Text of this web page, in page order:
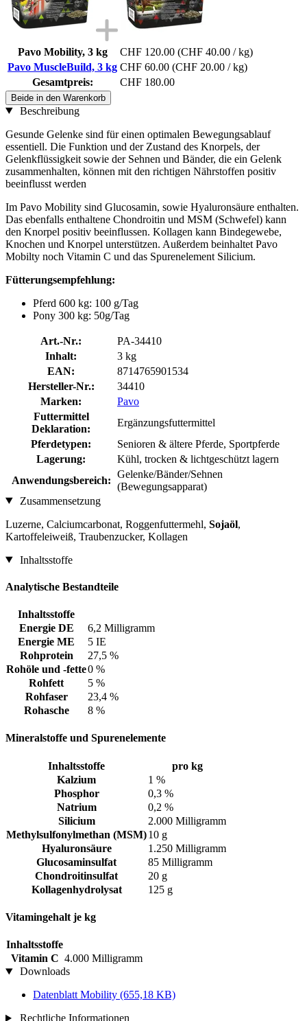
Pavo Mobility, 3 kg CHF 120.00 (CHF 40.00 / kg)
Pavo MuscleBuild, 3 kg CHF 60.00 (CHF 20.00 / kg)
Gesamtpreis:
CHF 180.00
Beide in den Warenkorb
Beschreibung
Gesunde Gelenke sind für einen optimalen Bewegungsablauf
essentiell. Die Funktion und der Zustand des Knorpels, der
Gelenkflüssigkeit sowie der Sehnen und Bänder, die ein Gelenk
zusammenhalten, können mit den richtigen Nährstoffen positiv
beeinflusst werden
Im Pavo Mobility sind Glucosamin, sowie Hyaluronsäure enthalten.
Das ebenfalls enthaltene Chondroitin und MSM (Schwefel) kann
den Knorpel positiv beeinflussen. Kollagen kann Bindegewebe,
Knochen und Knorpel unterstützen. Außerdem beinhaltet Pavo
Mobilty noch Vitamin C und das Spurenelement Silicium.
Fütterungsempfehlung:
Pferd 600 kg: 100 g/Tag
Pony 300 kg: 50g/Tag
Art.-Nr.:
PA-34410
Inhalt:
3 kg
EAN:
8714765901534
Hersteller-Nr.:
34410
Marken:
Pavo
Futtermittel
Deklaration:
Ergänzungsfuttermittel
Pferdetypen:
Senioren & ältere Pferde, Sportpferde
Lagerung:
Kühl, trocken & lichtgeschützt lagern
Anwendungsbereich:
Gelenke/Bänder/Sehnen
(Bewegungsapparat)
Zusammensetzung
Luzerne, Calciumcarbonat, Roggenfuttermehl, Sojaöl,
Kartoffeleiweiß, Traubenzucker, Kollagen
Inhaltsstoffe
Analytische Bestandteile
Inhaltsstoffe
Energie DE
6,2 Milligramm
Energie ME
5 IE
Rohprotein
27,5 %
Rohöle und -fette0 %
Rohfett
5 %
Rohfaser
23,4 %
Rohasche
8 %
Mineralstoffe und Spurenelemente
Inhaltsstoffe
pro kg
Kalzium
1 %
Phosphor
0,3 %
Natrium
0,2 %
Silicium
2.000 Milligramm
Methylsulfonylmethan (MSM)10 g
Hyaluronsäure
1.250 Milligramm
Glucosaminsulfat
85 Milligramm
Chondroitinsulfat
20 g
Kollagenhydrolysat
125 g
Vitamingehalt je kg
Inhaltsstoffe
Vitamin C 4.000 Milligramm
Downloads
Datenblatt Mobility (655,18 KB)
Rechtliche Informationen